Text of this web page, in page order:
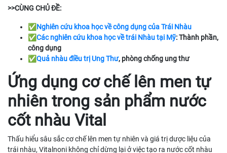
>>CÙNG CHỦ ĐỀ:
✅Nghiên cứu khoa học về công dụng của Trái Nhàu
✅Các nghiên cứu khoa học về trái Nhàu tại Mỹ: Thành phần,
công dụng
✅Quả nhàu điều trị Ung Thư, phòng chống ung thư
Ứng dụng cơ chế lên men tự
nhiên trong sản phẩm nước
cốt nhàu Vital
Thấu hiểu sâu sắc cơ chế lên men tự nhiên và giá trị dược liệu của
trái nhàu, Vitalnoni không chỉ dừng lại ở việc tạo ra nước cốt nhàu